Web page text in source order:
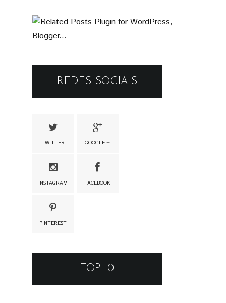
REDES SOCIAIS
TWITTER GOOGLE +
INSTAGRAM FACEBOOK
PINTEREST
TOP 10